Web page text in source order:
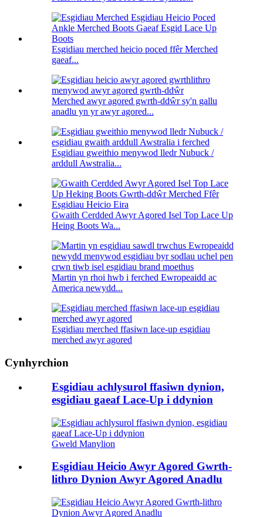
Esgidiau merched heicio poced ffêr Merched
gaeaf...
Merched awyr agored gwrth-ddŵr sy'n gallu
anadlu yn yr awyr agored...
Esgidiau gweithio menywod lledr Nubuck /
arddull Awstralia...
Gwaith Cerdded Awyr Agored Isel Top Lace Up
Heing Boots Wa...
Martin yn rhoi hwb i ferched Ewropeaidd ac
America newydd...
Esgidiau merched ffasiwn lace-up esgidiau
merched awyr agored
Cynhyrchion
Esgidiau achlysurol ffasiwn dynion,
esgidiau gaeaf Lace-Up i ddynion
Gweld Manylion
Esgidiau Heicio Awyr Agored Gwrth-
lithro Dynion Awyr Agored Anadlu